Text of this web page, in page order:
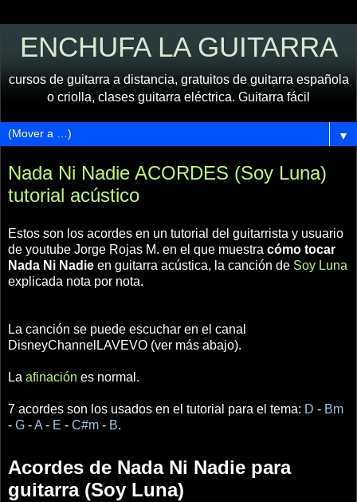
ENCHUFA LA GUITARRA
cursos de guitarra a distancia, gratuitos de guitarra española
o criolla, clases guitarra eléctrica. Guitarra fácil
▼
Nada Ni Nadie ACORDES (Soy Luna)
tutorial acústico
Estos son los acordes en un tutorial del guitarrista y usuario
de youtube Jorge Rojas M. en el que muestra cómo tocar
Nada Ni Nadie en guitarra acústica, la canción de Soy Luna
explicada nota por nota.
La canción se puede escuchar en el canal
DisneyChannelLAVEVO (ver más abajo).
La afinación es normal.
7 acordes son los usados en el tutorial para el tema: D - Bm
- G -A - E - C#m - B.
Acordes de Nada Ni Nadie para
guitarra (Soy Luna)